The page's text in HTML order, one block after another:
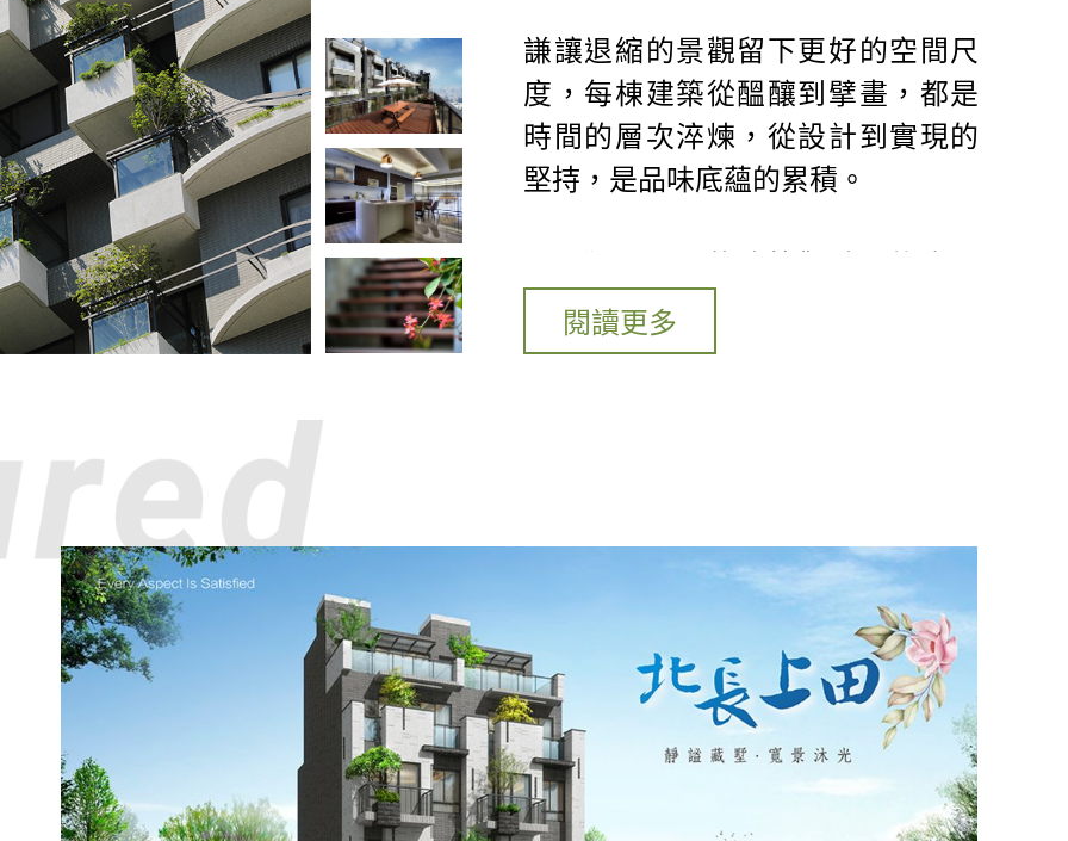
謙讓退縮的景觀留下更好的空間尺
度，每棟建築從醞釀到擘畫，都是
時間的層次淬煉，從設計到實現的
堅持，是品味底蘊的累積。
北長獨具匠心的建築觀點和態度，
實現精雕細琢美學用心完成每一個
細節。
閱讀更多